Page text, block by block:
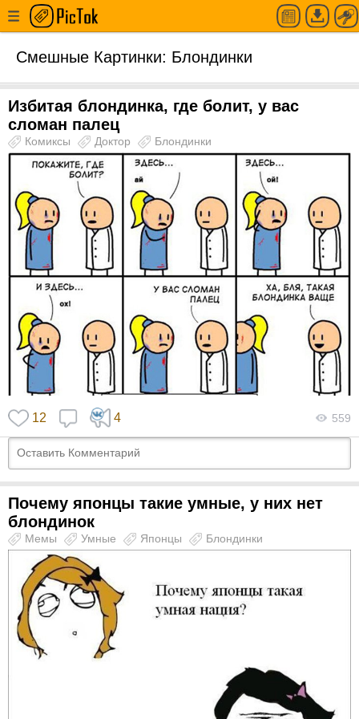
Смешные Картинки: Блондинки
Избитая блондинка, где болит, у вас
сломан палец
Комиксы Доктор Блондинки
12 4 559
Почему японцы такие умные, у них нет
блондинок
Мемы Умные Японцы Блондинки